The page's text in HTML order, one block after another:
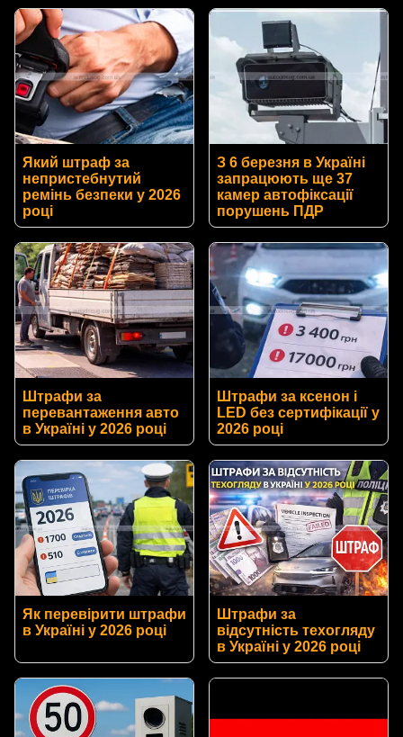
Який штраф за
непристебнутий
ремінь безпеки у 2026
році
З 6 березня в Україні
запрацюють ще 37
камер автофіксації
порушень ПДР
Штрафи за
перевантаження авто
в Україні у 2026 році
Штрафи за ксенон і
LED без сертифікації у
2026 році
Як перевірити штрафи
в Україні у 2026 році
Штрафи за
відсутність техогляду
в Україні у 2026 році